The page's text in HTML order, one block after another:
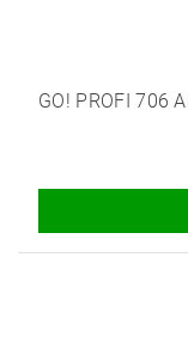
GO! PROFI 706